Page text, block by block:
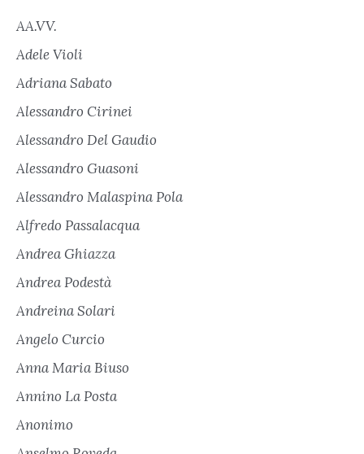
AA.VV.
Adele Violi
Adriana Sabato
Alessandro Cirinei
Alessandro Del Gaudio
Alessandro Guasoni
Alessandro Malaspina Pola
Alfredo Passalacqua
Andrea Ghiazza
Andrea Podestà
Andreina Solari
Angelo Curcio
Anna Maria Biuso
Annino La Posta
Anonimo